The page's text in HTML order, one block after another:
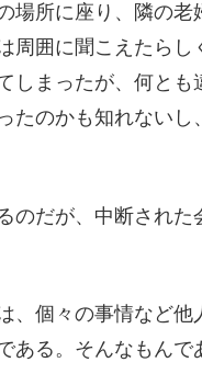
場所に座り、隣の老
周囲に聞こえたらし
しまったが、何とも
たのかも知れないし
のだが、中断された
、個々の事情など他
る。そんなもんで